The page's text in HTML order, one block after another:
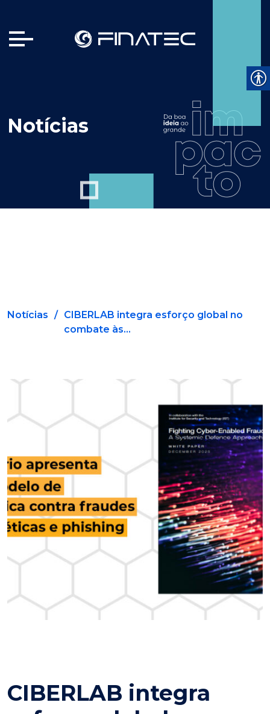
Notícias
Notícias / CIBERLAB integra esforço global no
combate às...
CIBERLAB integra